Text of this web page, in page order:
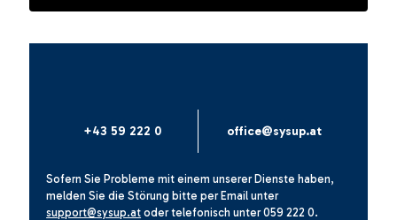
+43 59 222 0 office@sysup.at
Sofern Sie Probleme mit einem unserer Dienste haben,
melden Sie die Störung bitte per Email unter
support@sysup.at oder telefonisch unter059 222 0.